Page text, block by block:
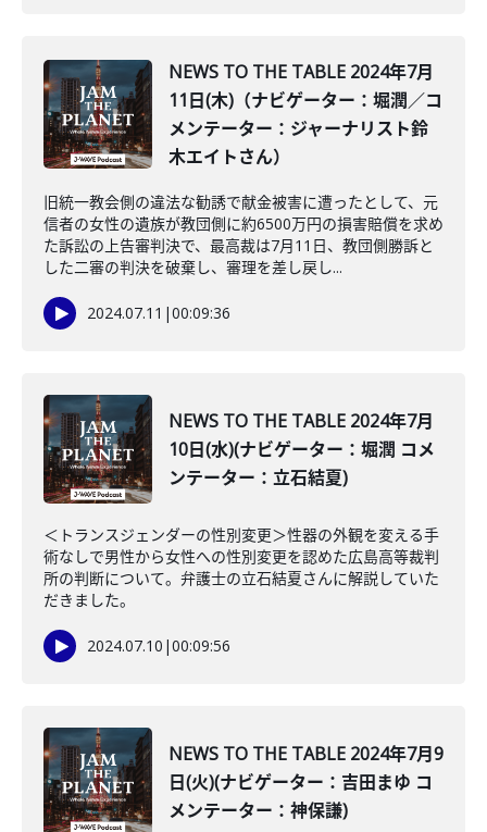
NEWS TO THE TABLE 2024年7月
11日(木)（ナビゲーター：堀潤／コ
メンテーター：ジャーナリスト鈴
木エイトさん）
旧統一教会側の違法な勧誘で献金被害に遭ったとして、元
信者の女性の遺族が教団側に約6500万円の損害賠償を求め
た訴訟の上告審判決で、最高裁は7月11日、教団側勝訴と
した二審の判決を破棄し、審理を差し戻し...
2024.07.11 |00:09:36
NEWS TO THE TABLE 2024年7月
10日(水)(ナビゲーター：堀潤 コメ
ンテーター：立石結夏)
＜トランスジェンダーの性別変更＞性器の外観を変える手
術なしで男性から女性への性別変更を認めた広島高等裁判
所の判断について。弁護士の立石結夏さんに解説していた
だきました。
2024.07.10 |00:09:56
NEWS TO THE TABLE 2024年7月9
日(火)(ナビゲーター：吉田まゆ コ
メンテーター：神保謙)